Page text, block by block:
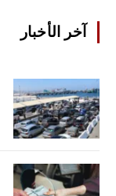
آخر الأخبار